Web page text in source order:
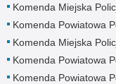
Komenda Miejska
Komenda Powiatowa
Komenda Miejska
Komenda Powiatowa
Komenda Powiatowa